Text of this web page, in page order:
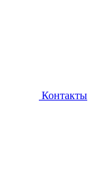
Контакты